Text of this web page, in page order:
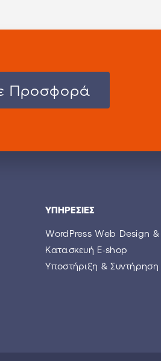
Προσφορά
YΠΗΡΕΣΙΕΣ
WordPress Web Design
Κατασκευή E-shop
Yποστήριξη &